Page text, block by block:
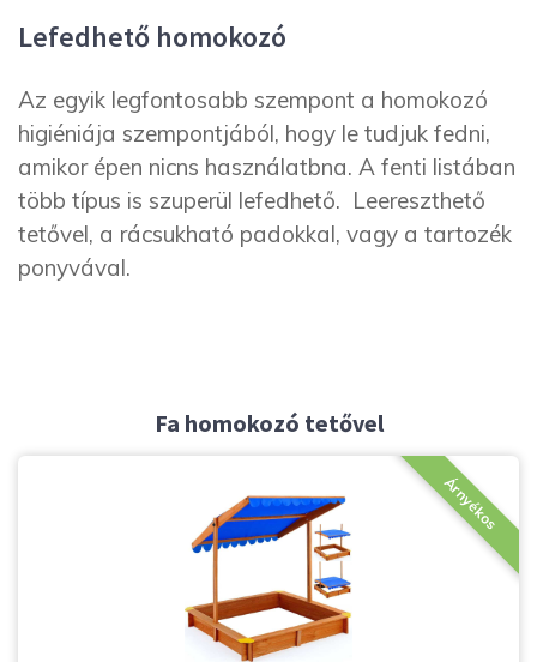
Lefedhető homokozó
Az egyik legfontosabb szempont a homokozó
higiéniája szempontjából, hogy le tudjuk fedni,
amikor épen nicns használatbna. A fenti listában
több típus is szuperül lefedhető. Leereszthető
tetővel, a rácsukható padokkal, vagy a tartozék
ponyvával.
Fa homokozó tetővel
Árnyékos